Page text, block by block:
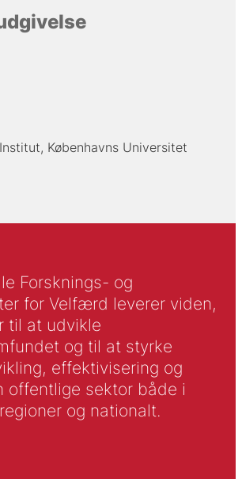
Københavns Universitet
Forsknings- og
for Velfærd leverer viden,
til at udvikle
og til at styrke
effektivisering og
offentlige sektor både i
og nationalt.